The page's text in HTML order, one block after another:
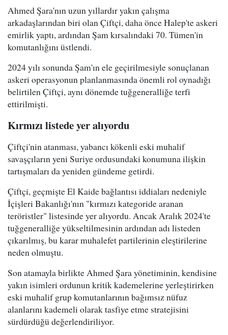
Ahmed Şara'nın uzun yıllardır yakın çalışma
arkadaşlarından biri olan Çiftçi, daha önce Halep'te askeri
emirlik yaptı, ardından Şam kırsalındaki 70. Tümen'in
komutanlığını üstlendi.
2024 yılı sonunda Şam'ın ele geçirilmesiyle sonuçlanan
askeri operasyonun planlanmasında önemli rol oynadığı
belirtilen Çiftçi, aynı dönemde tuğgeneralliğe terfi
ettirilmişti.
Kırmızı listede yer alıyordu
Çiftçi'nin atanması, yabancı kökenli eski muhalif
savaşçıların yeni Suriye ordusundaki konumuna ilişkin
tartışmaları da yeniden gündeme getirdi.
Çiftçi, geçmişte El Kaide bağlantısı iddiaları nedeniyle
İçişleri Bakanlığı'nın "kırmızı kategoride aranan
teröristler" listesinde yer alıyordu. Ancak Aralık 2024'te
tuğgeneralliğe yükseltilmesinin ardından adı listeden
çıkarılmış, bu karar muhalefet partilerinin eleştirilerine
neden olmuştu.
Son atamayla birlikte Ahmed Şara yönetiminin, kendisine
yakın isimleri ordunun kritik kademelerine yerleştirirken
eski muhalif grup komutanlarının bağımsız nüfuz
alanlarını kademeli olarak tasfiye etme stratejisini
sürdürdüğü değerlendiriliyor.